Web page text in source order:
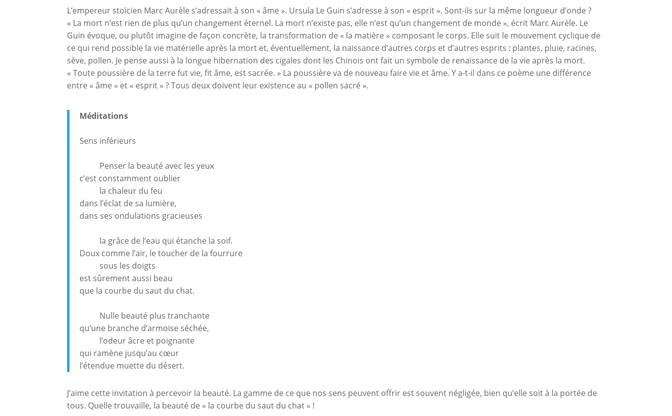
L’empereur stoïcien Marc Aurèle s’adressait à son « âme ». Ursula Le Guin s’adresse à son « esprit ». Sont-ils sur la même longueur d’onde ?
« La mort n’est rien de plus qu’un changement éternel. La mort n’existe pas, elle n’est qu’un changement de monde », écrit Marc Aurèle. Le
Guin évoque, ou plutôt imagine de façon concrète, la transformation de « la matière » composant le corps. Elle suit le mouvement cyclique de
ce qui rend possible la vie matérielle après la mort et, éventuellement, la naissance d’autres corps et d’autres esprits : plantes, pluie, racines,
sève, pollen. Je pense aussi à la longue hibernation des cigales dont les Chinois ont fait un symbole de renaissance de la vie après la mort.
« Toute poussière de la terre fut vie, fit âme, est sacrée. » La poussière va de nouveau faire vie et âme. Y a-t-il dans ce poème une différence
entre « âme » et « esprit » ? Tous deux doivent leur existence au « pollen sacré ».
Méditations
Sens inférieurs
Penser la beauté avec les yeux
c’est constamment oublier
la chaleur du feu
dans l’éclat de sa lumière,
dans ses ondulations gracieuses
la grâce de l’eau qui étanche la soif.
Doux comme l’air, le toucher de la fourrure
sous les doigts
est sûrement aussi beau
que la courbe du saut du chat.
Nulle beauté plus tranchante
qu’une branche d’armoise séchée,
l’odeur âcre et poignante
qui ramène jusqu’au cœur
l’étendue muette du désert.
J’aime cette invitation à percevoir la beauté. La gamme de ce que nos sens peuvent offrir est souvent négligée, bien qu’elle soit à la portée de
tous. Quelle trouvaille, la beauté de « la courbe du saut du chat » !